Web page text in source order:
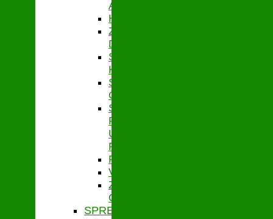
ABRECHNUNGSMANAGEMENT
HYGIENEMANAGEMENT
ZENTRALE
DIENSTE
STABSSTELLE
KASSENAUFSICHT
STABSSTELLE
ÖFFENTLICHKEITSARBEIT
STABSSTELLE
FÖRDER-
UND
PROJEKTMANAGEMENT
PERSONAL
VERBANDSSTEUERUNG
ZENTRALES
QUALITÄTSMANAGEMENT
SPRECHZEITEN